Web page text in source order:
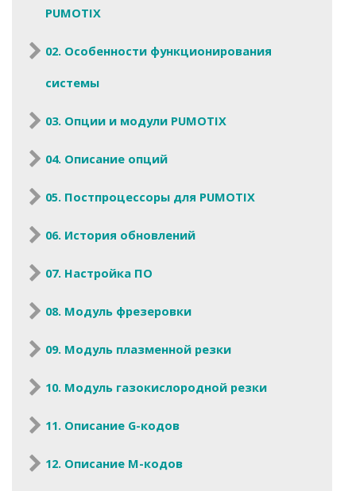
PUMOTIX
02. Особенности функционирования
системы
03. Опции и модули PUMOTIX
04. Описание опций
05. Постпроцессоры для PUMOTIX
06. История обновлений
07. Настройка ПО
08. Модуль фрезеровки
09. Модуль плазменной резки
10. Модуль газокислородной резки
11. Описание G-кодов
12. Описание M-кодов